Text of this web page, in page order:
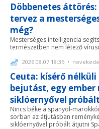
Döbbenetes
tervez a
még?
Mesterséges intelligencia
természetben nem létező
2026.08.07 18:35 •
Ceuta: kísérő
bejutást, egy
siklóernyővel
Nincs béke a spanyol-
sorban az átjutásban
siklóernyővel próbált átjutni